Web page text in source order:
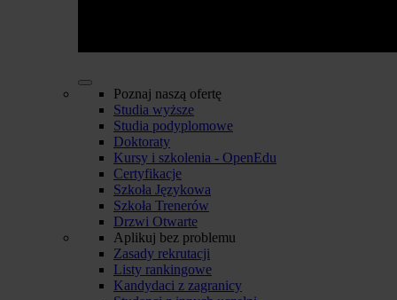
Poznaj naszą ofertę
Studia wyższe
Studia podyplomowe
Doktoraty
Kursy i szkolenia - OpenEdu
Certyfikacje
Szkoła Językowa
Szkoła Trenerów
Drzwi Otwarte
Aplikuj bez problemu
Zasady rekrutacji
Listy rankingowe
Kandydaci z zagranicy